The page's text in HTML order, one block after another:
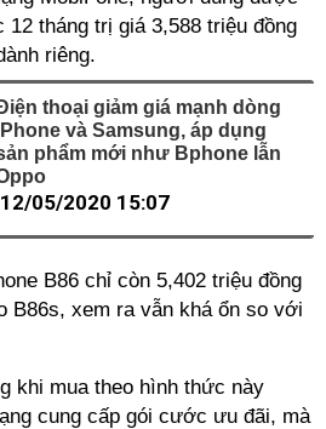
tháng trị giá 3,588 triệu đồng
riêng.
thoại giảm giá mạnh dòng
và Samsung, áp dụng
phẩm mới như Bphone lẫn
12/05/2020 15:07
B86 chỉ còn 5,402 triệu đồng
B86s, xem ra vẫn khá ổn so với
khi mua theo hình thức này
cung cấp gói cước ưu đãi, mà